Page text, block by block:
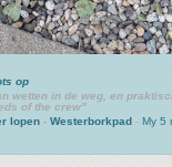
op
wetten in de weg, en
of the crew"
lopen - Westerborkpad - My 5